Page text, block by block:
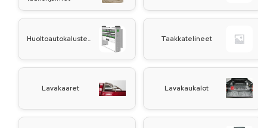
Taakkatelineet
Lavakaaret Lavakaukalot